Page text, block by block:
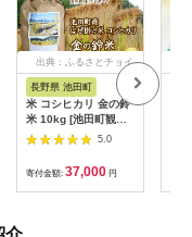
出典：ふるさとチョイ
長野県 池田町
米 コシヒカリ 金の鈴
米 10kg [池田町観光
協会 長野県 池田町
48110005] お米 こし
ひかり 美味しい 池田
町産 はぜ掛け米 はぜ
かけ米
5.0
寄付金額: 37,000 円